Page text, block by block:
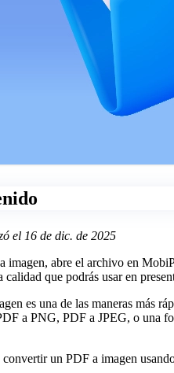
el 16 de dic. de 2025
imagen, abre el archivo en
calidad que podrás usar en
es una de las maneras más
a PNG, PDF a JPEG, o una
un PDF a imagen